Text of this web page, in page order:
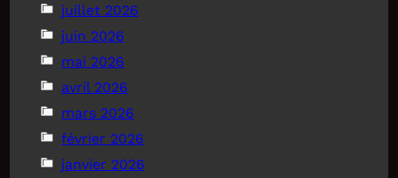
juillet 2026
juin 2026
mai 2026
avril 2026
mars 2026
février 2026
janvier 2026